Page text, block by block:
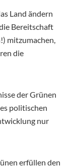
Land ändern
Bereitschaft
mitzumachen,
die
der Grünen
politischen
nur
erfüllen den